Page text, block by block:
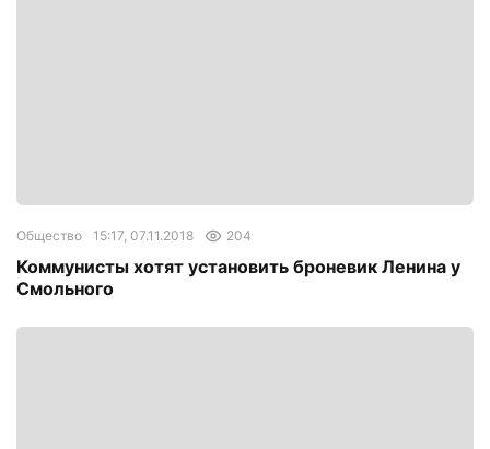
Общество 15:17, 07.11.2018 204
Коммунисты хотят установить броневик Ленина у
Смольного